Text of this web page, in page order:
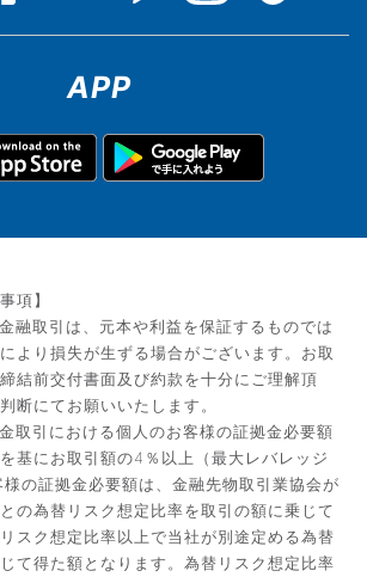
APP
項】
融取引は、元本や利益を保証するものでは
より損失が生ずる場合がございます。お取
結前交付書面及び約款を十分にご理解頂
断にてお願いいたします。
取引における個人のお客様の証拠金必要額
基にお取引額の4％以上（最大レバレッジ
の証拠金必要額は、金融先物取引業協会が
の為替リスク想定比率を取引の額に乗じて
スク想定比率以上で当社が別途定める為替
て得た額となります。為替リスク想定比率